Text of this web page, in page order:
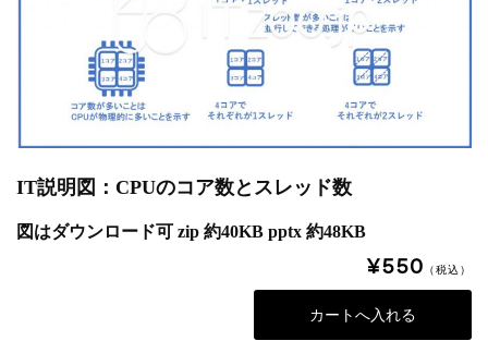
IT説明図：CPUのコア数とスレッド数
図はダウンロード可 zip 約40KB pptx 約48KB
¥550 （税込）